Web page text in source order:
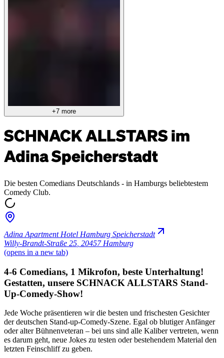
+7 more
SCHNACK ALLSTARS im
Adina Speicherstadt
Die besten Comedians Deutschlands - in Hamburgs beliebtestem
Comedy Club.
Adina Apartment Hotel Hamburg Speicherstadt
Willy-Brandt-Straße 25 20457 Hamburg
(opens in a new tab)
4-6 Comedians, 1 Mikrofon, beste Unterhaltung!
Gestatten, unsere SCHNACK ALLSTARS Stand-
Up-Comedy-Show!
Jede Woche präsentieren wir die besten und frischesten Gesichter
der deutschen Stand-up-Comedy-Szene. Egal ob blutiger Anfänger
oder alter Bühnenveteran – bei uns sind alle Kaliber vertreten, wenn
es darum geht, neue Jokes zu testen oder bestehendem Material den
letzten Feinschliff zu geben.